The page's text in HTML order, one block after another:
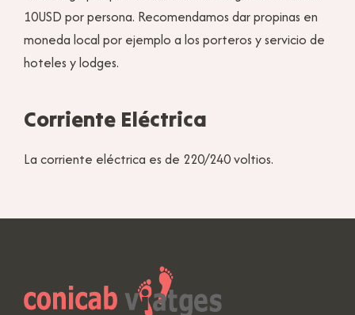
10USD por persona. Recomendamos dar propinas en
moneda local por ejemplo a los porteros y servicio de
hoteles y lodges.
Corriente Eléctrica
La corriente eléctrica es de 220/240 voltios.